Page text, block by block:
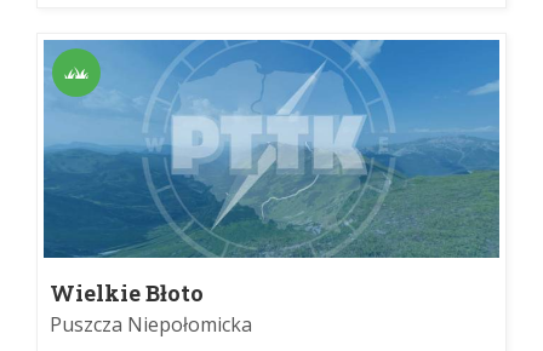
Wielkie Błoto
Puszcza Niepołomicka